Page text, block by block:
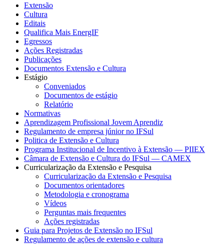
Extensão
Cultura
Editais
Qualifica Mais EnergIF
Egressos
Ações Registradas
Publicações
Documentos Extensão e Cultura
Estágio
Conveniados
Documentos de estágio
Relatório
Normativas
Aprendizagem Profissional Jovem Aprendiz
Regulamento de empresa júnior no IFSul
Politica de Extensão e Cultura
Programa Institucional de Incentivo à Extensão — PIIEX
Câmara de Extensão e Cultura do IFSul — CAMEX
Curricularização da Extensão e Pesquisa
Curricularização da Extensão e Pesquisa
Documentos orientadores
Metodologia e cronograma
Vídeos
Perguntas mais frequentes
Ações registradas
Guia para Projetos de Extensão no IFSul
Regulamento de ações de extensão e cultura